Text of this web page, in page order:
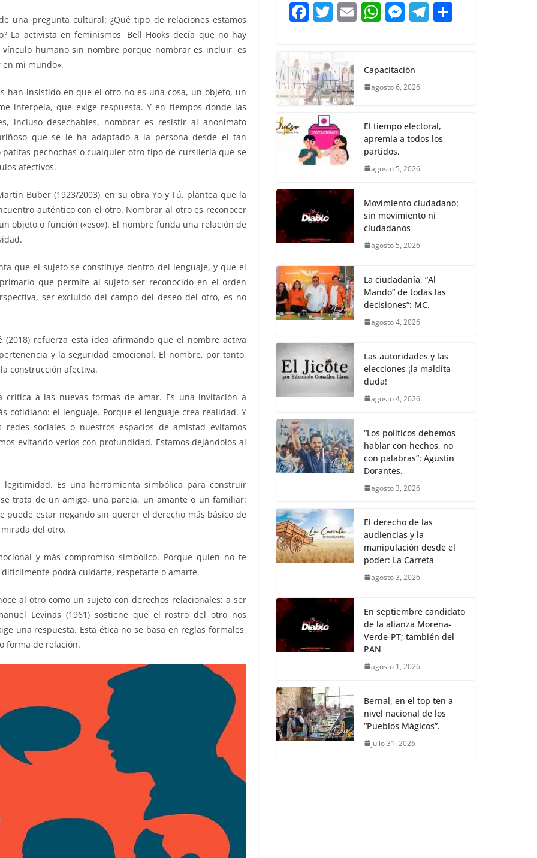
una pregunta cultural: ¿Qué tipo de relaciones estamos
La activista en feminismos, Bell Hooks decía que no hay
humano sin nombre porque nombrar es incluir, es
en mi mundo».
han insistido en que el otro no es una cosa, un objeto, un
interpela, que exige respuesta. Y en tiempos donde las
incluso desechables, nombrar es resistir al anonimato
que se le ha adaptado a la persona desde el tan
pechochas o cualquier otro tipo de cursilería que se
afectivos.
Buber (1923/2003), en su obra Yo y Tú, plantea que la
auténtico con el otro. Nombrar al otro es reconocer
objeto o función («eso»). El nombre funda una relación de
que el sujeto se constituye dentro del lenguaje, y que el
que permite al sujeto ser reconocido en el orden
ser excluido del campo del deseo del otro, es no
refuerza esta idea afirmando que el nombre activa
y la seguridad emocional. El nombre, por tanto,
construcción afectiva.
a las nuevas formas de amar. Es una invitación a
cotidiano: el lenguaje. Porque el lenguaje crea realidad. Y
sociales o nuestros espacios de amistad evitamos
evitando verlos con profundidad. Estamos dejándolos al
Es una herramienta simbólica para construir
trata de un amigo, una pareja, un amante o un familiar:
puede estar negando sin querer el derecho más básico de
del otro.
y más compromiso simbólico. Porque quien no te
podrá cuidarte, respetarte o amarte.
al otro como un sujeto con derechos relacionales: a ser
Levinas (1961) sostiene que el rostro del otro nos
una respuesta. Esta ética no se basa en reglas formales,
forma de relación.
o
o
k
p
p
g
er
m
F
c
e
b
o
o
k
T
itt
er
E W
s
A
p
M
e
n
er
T
Capacitación
agosto 6, 2026
El tiempo electoral,
apremia a todos los
partidos.
agosto 5, 2026
Movimiento ciudadano:
sin movimiento ni
ciudadanos
agosto 5, 2026
La ciudadanía, “Al
Mando” de todas las
decisiones”: MC.
agosto 4, 2026
Las autoridades y las
elecciones ¡la maldita
duda!
agosto 4, 2026
“Los políticos debemos
hablar con hechos, no
con palabras”: Agustín
Dorantes.
agosto 3, 2026
El derecho de las
audiencias y la
manipulación desde el
poder: La Carreta
agosto 3, 2026
En septiembre candidato
de la alianza Morena-
Verde-PT; también del
PAN
agosto 1, 2026
Bernal, en el top ten a
nivel nacional de los
“Pueblos Mágicos”.
julio 31, 2026